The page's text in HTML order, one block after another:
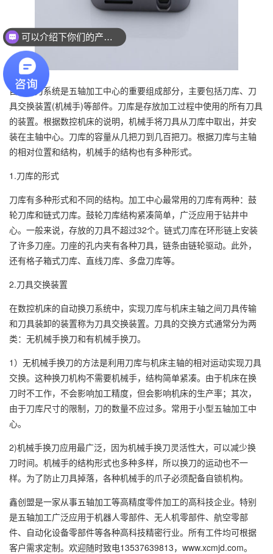
自动换刀系统是五轴加工中心的重要组成部分，主要包括刀库、刀
具交换装置(机械手)等部件。刀库是存放加工过程中使用的所有刀具
的装置。根据数控机床的说明，机械手将刀具从刀库中取出，并安
装在主轴中心。刀库的容量从几把刀到几百把刀。根据刀库与主轴
的相对位置和结构，机械手的结构也有多种形式。
1.刀库的形式
刀库有多种形式和不同的结构。加工中心最常用的刀库有两种：鼓
轮刀库和链式刀库。鼓轮刀库结构紧凑简单，广泛应用于钻井中
心。一般来说，存放的刀具不超过32个。链式刀库在环形链上安装
了许多刀座。刀座的孔内夹有各种刀具，链条由链轮驱动。此外，
还有格子箱式刀库、直线刀库、多盘刀库等。
2.刀具交换装置
在数控机床的自动换刀系统中，实现刀库与机床主轴之间刀具传输
和刀具装卸的装置称为刀具交换装置。刀具的交换方式通常分为两
类：无机械手换刀和有机械手换刀。
1）无机械手换刀的方法是利用刀库与机床主轴的相对运动实现刀具
交换。这种换刀机构不需要机械手，结构简单紧凑。由于机床在换
刀时不工作，不会影响加工精度，但会影响机床的生产率；其次，
由于刀库尺寸的限制，刀的数量不应过多。常用于小型五轴加工中
心。
2)机械手换刀应用最广泛，因为机械手换刀灵活性大，可以减少换
刀时间。机械手的结构形式也多种多样，所以换刀的运动也不一
样。为了防止刀具掉落，各种机械手的爪子必须配备自锁机构。
鑫创盟是一家从事五轴加工等高精度零件加工的高科技企业。特别
是五轴加工广泛应用于机器人零部件、无人机零部件、航空零部
件、自动化设备零部件等各种高科技精密行业。所有工件均可根据
客户需求定制。欢迎随时致电13537639813，www.xcmjd.com。
可以介绍下你们的产品么？